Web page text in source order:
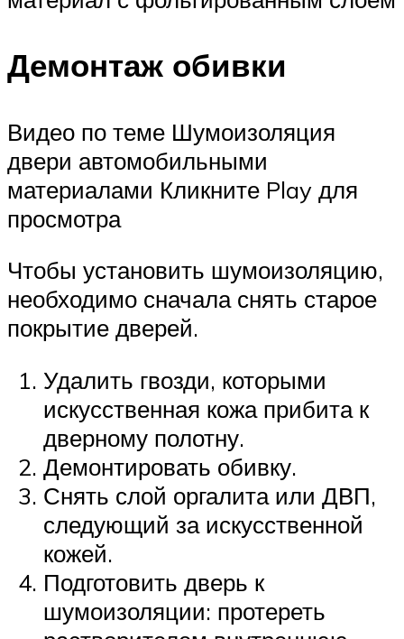
Демонтаж обивки
Видео по теме Шумоизоляция
двери автомобильными
материалами Кликните Play для
просмотра
Чтобы установить шумоизоляцию,
необходимо сначала снять старое
покрытие дверей.
Удалить гвозди, которыми
искусственная кожа прибита к
дверному полотну.
Демонтировать обивку.
Снять слой оргалита или ДВП,
следующий за искусственной
кожей.
Подготовить дверь к
шумоизоляции: протереть